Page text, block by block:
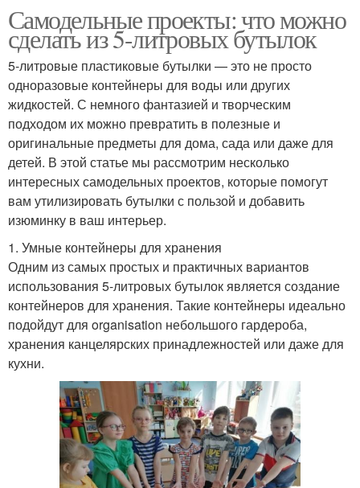
Самодельные проекты: что можно
сделать из 5-литровых бутылок
5-литровые пластиковые бутылки — это не просто
одноразовые контейнеры для воды или других
жидкостей. С немного фантазией и творческим
подходом их можно превратить в полезные и
оригинальные предметы для дома, сада или даже для
детей. В этой статье мы рассмотрим несколько
интересных самодельных проектов, которые помогут
вам утилизировать бутылки с пользой и добавить
изюминку в ваш интерьер.
1. Умные контейнеры для хранения
Одним из самых простых и практичных вариантов
использования 5-литровых бутылок является создание
контейнеров для хранения. Такие контейнеры идеально
подойдут для organisation небольшого гардероба,
хранения канцелярских принадлежностей или даже для
кухни.